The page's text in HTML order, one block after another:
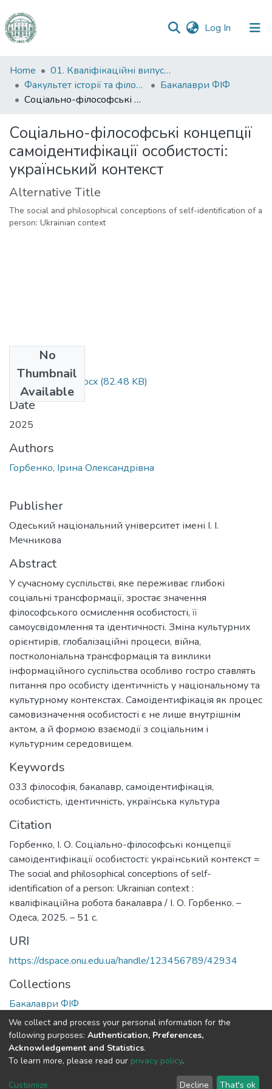
Log In (current)
Communities
&
Collections
Statistics
Home
01. Кваліфікаційні випускні роботи здобувачів вищої освіти
Факультет історії та філософії
Бакалаври ФІФ
Соціально-філософські концепції самоідентифікації особистості: український контекст
Соціально-філософські концепції
самоідентифікації особистості:
український контекст
Alternative Title
The social and philosophical conceptions of self-identification of a
person: Ukrainian context
No
Thumbnail
Available
033_Горбенко.docx (82.48 KB)
Date
2025
Authors
Горбенко, Ірина Олександрівна
Publisher
Одеський національний університет імені І. І.
Мечникова
Abstract
У сучасному суспільстві, яке переживає глибокі
соціальні трансформації, зростає значення
філософського осмислення особистості, її
самоусвідомлення та ідентичності. Зміна культурних
орієнтирів, глобалізаційні процеси, війна,
постколоніальна трансформація та виклики
інформаційного суспільства особливо гостро ставлять
питання про особисту ідентичність у національному та
культурному контекстах. Самоідентифікація як процес
самовизначення особистості є не лише внутрішнім
актом, а й формою взаємодії з соціальним і
культурним середовищем.
Keywords
033 філософія, бакалавр, самоідентифікація,
особистість, ідентичність, українська культура
Citation
Горбенко, І. О. Соціально-філософські концепції
самоідентифікації особистості: український контекст =
The social and philosophical conceptions of self-
identification of a person: Ukrainian context :
кваліфікаційна робота бакалавра / І. О. Горбенко. –
Одеса, 2025. – 51 с.
URI
https://dspace.onu.edu.ua/handle/123456789/42934
Collections
Бакалаври ФІФ
Full item page
DSpace software copyright © 2009-2026
Cookie End User Send
We collect and process your personal information for the
following purposes: Authentication, Preferences,
Acknowledgement and Statistics.
To learn more, please read our privacy policy.
Customize Decline That's ok